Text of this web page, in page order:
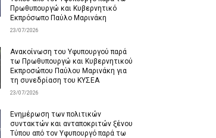
Πρωθυπουργώ και Κυβερνητικό
Εκπρόσωπο Παύλο Μαρινάκη
23/07/2026
Ανακοίνωση του Υφυπουργού παρά
τω Πρωθυπουργώ και Κυβερνητικού
Εκπροσώπου Παύλου Μαρινάκη για
τη συνεδρίαση του ΚΥΣΕΑ
23/07/2026
Ενημέρωση των πολιτικών
συντακτών και ανταποκριτών ξένου
Τύπου από τον Υφυπουργό παρά τω